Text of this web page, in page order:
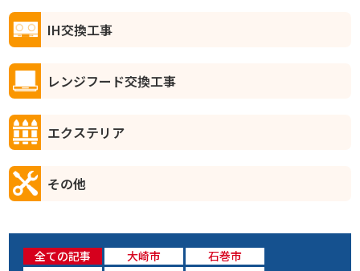
IH交換工事
レンジフード交換工事
エクステリア
その他
全ての記事 大崎市
石巻市